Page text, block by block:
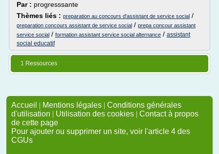
Par : progresssante
Thèmes liés : preparation au concours d'assistant de service social /
preparation concours assistant de service social / prepa concour assistant
service social / formation assistant service social alternance / assistant
social educatif
1 Ressources
Accueil | Mentions légales | Conditions générales
d'utilisation | Utilisation des cookies | Contact à propos
de cette page
Pour ajouter ou supprimer un site, voir l'article 4 des
CGUs